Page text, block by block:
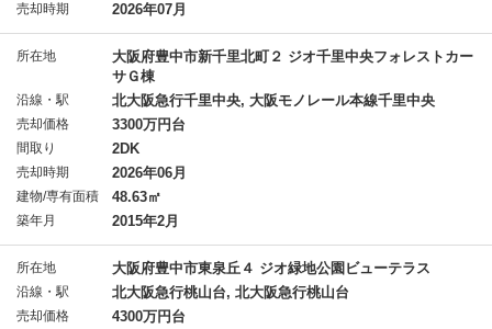
売却時期 2026年07月
所在地
大阪府豊中市新千里北町２ ジオ千里中央フォレストカー
サＧ棟
沿線・駅 北大阪急行千里中央, 大阪モノレール本線千里中央
売却価格 3300万円台
間取り 2DK
売却時期 2026年06月
建物/専有面積 48.63㎡
築年月 2015年2月
所在地 大阪府豊中市東泉丘４ ジオ緑地公園ビューテラス
沿線・駅 北大阪急行桃山台, 北大阪急行桃山台
売却価格 4300万円台